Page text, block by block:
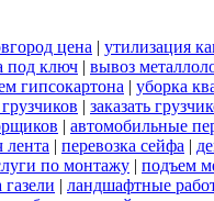
цена | утилизация
под ключ | вывоз
гипсокартона | уборка
| заказать
| автомобильные
лента | перевозка сейфа |
по монтажу | подъем
газели | ландшафтные